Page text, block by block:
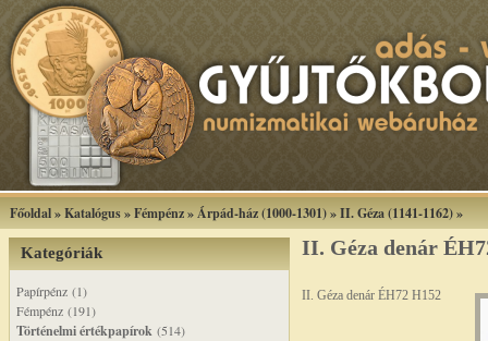
Főoldal»Katalógus»Fémpénz»Árpád-ház (1000-1301)»II. Géza (1141-1162)»
Kategóriák
Papírpénz (1)
Fémpénz (191)
Történelmi értékpapírok (514)
II. Géza denár
II. Géza denár ÉH72 H152